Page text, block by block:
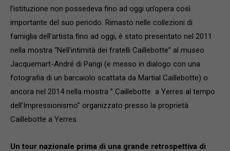
l’istituzione non possedeva fino ad oggi un’opera così
importante del suo periodo. Rimasto nelle collezioni di
famiglia dell’artista fino ad oggi, è stato presentato nel 2011
nella mostra “Nell’intimità dei fratelli Caillebotte” al museo
Jacquemart-André di Parigi (e messo in dialogo con una
fotografia di un barcaiolo scattata da Martial Caillebotte) o
ancora nel 2014 nella mostra ” Caillebotte a Yerres al tempo
dell’Impressionismo” organizzato presso la proprietà
Caillebotte a Yerres.
Un tour nazionale prima di una grande retrospettiva di